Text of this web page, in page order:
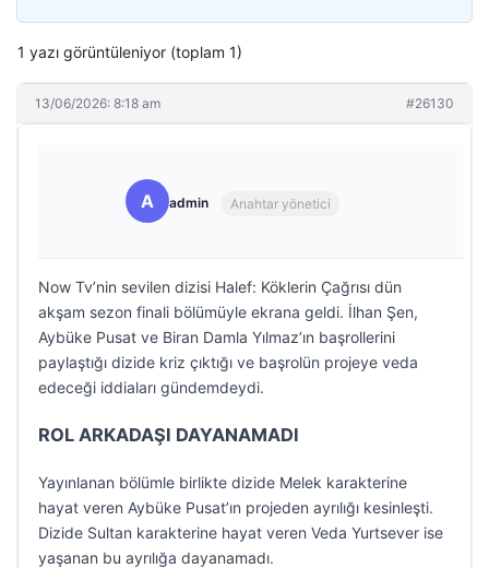
1 yazı görüntüleniyor (toplam 1)
13/06/2026: 8:18 am #26130
A admin Anahtar yönetici
Now Tv’nin sevilen dizisi Halef: Köklerin Çağrısı dün
akşam sezon finali bölümüyle ekrana geldi. İlhan Şen,
Aybüke Pusat ve Biran Damla Yılmaz’ın başrollerini
paylaştığı dizide kriz çıktığı ve başrolün projeye veda
edeceği iddiaları gündemdeydi.
ROL ARKADAŞI DAYANAMADI
Yayınlanan bölümle birlikte dizide Melek karakterine
hayat veren Aybüke Pusat’ın projeden ayrılığı kesinleşti.
Dizide Sultan karakterine hayat veren Veda Yurtsever ise
yaşanan bu ayrılığa dayanamadı.